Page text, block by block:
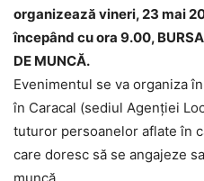
organizează vineri, 23 mai
începând cu ora 9.00,
DE MUNCĂ.
Evenimentul se va organiza
în Caracal (sediul Agenției
tuturor persoanelor aflate în
care doresc să se angajeze